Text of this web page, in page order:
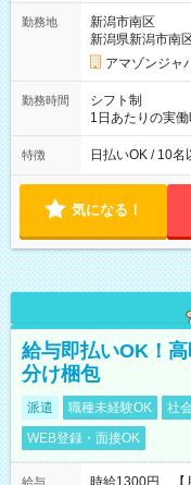
☆Amazon直雇用で安定し
あり 試用期間の
です。
勤務地
新潟市南区
新潟県新潟市南
アマゾンジャ
勤務時間
シフト制
1日あたりの実
特徴 日払いOK / 10
気になる！
給与即払いOK！
分け梱包
派遣 職種未経験OK 社
WEB登録・面接OK
給与
時給1300円 【